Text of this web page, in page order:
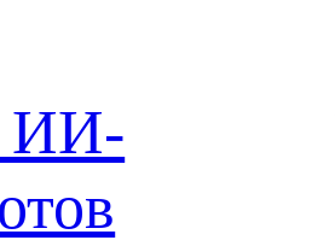
ИИ-